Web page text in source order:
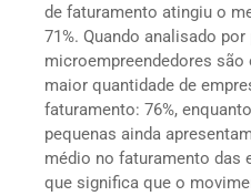
de faturamento atingiu o
71%. Quando analisado por
microempreendedores
maior quantidade de
faturamento: 76%,
pequenas ainda
médio no faturamento das
que significa que o